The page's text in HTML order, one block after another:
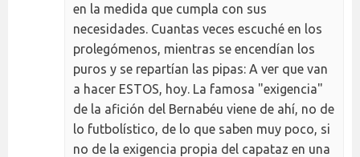
en la medida que cumpla con sus
necesidades. Cuantas veces escuché en los
prolegómenos, mientras se encendían los
puros y se repartían las pipas: A ver que van
a hacer ESTOS, hoy. La famosa "exigencia"
de la afición del Bernabéu viene de ahí, no de
lo futbolístico, de lo que saben muy poco, si
no de la exigencia propia del capataz en una